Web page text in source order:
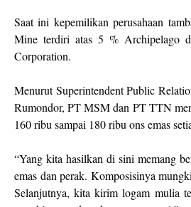
Saat ini kepemilikan perusahaan
Mine terdiri atas 5 % Archipelago
Corporation.
Menurut Superintendent Public
Rumondor, PT MSM dan PT TTN
160 ribu sampai 180 ribu ons emas
“Yang kita hasilkan di sini memang
emas dan perak. Komposisinya
Selanjutnya, kita kirim logam mulia